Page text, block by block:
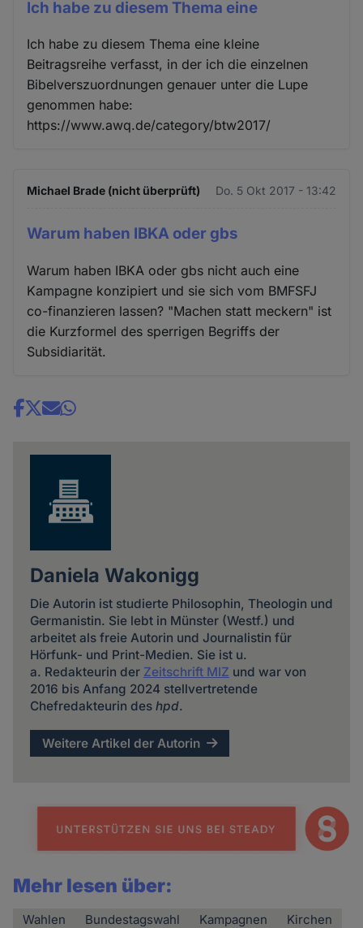
Ich habe zu diesem Thema eine
Ich habe zu diesem Thema eine kleine
Beitragsreihe verfasst, in der ich die einzelnen
Bibelverszuordnungen genauer unter die Lupe
genommen habe:
https://www.awq.de/category/btw2017/
Michael Brade (nicht überprüft) Do. 5 Okt 2017 - 13:42
Warum haben IBKA oder gbs
Warum haben IBKA oder gbs nicht auch eine
Kampagne konzipiert und sie sich vom BMFSFJ
co-finanzieren lassen? "Machen statt meckern" ist
die Kurzformel des sperrigen Begriffs der
Subsidiarität.
Share
Daniela Wakonigg
Die Autorin ist studierte Philosophin, Theologin und
Germanistin. Sie lebt in Münster (Westf.) und
arbeitet als freie Autorin und Journalistin für
Hörfunk- und Print-Medien. Sie ist u.
a. Redakteurin der Zeitschrift MIZ und war von
2016 bis Anfang 2024 stellvertretende
Chefredakteurin des hpd.
Weitere Artikel der Autorin
Mehr lesen über:
Wahlen Bundestagswahl Kampagnen
Kirchen